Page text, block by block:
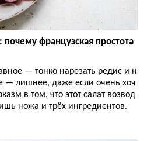
почему французская простота
— тонко нарезать редис и н
— лишнее, даже если очень хоч
в том, что этот салат возвод
ножа и трёх ингредиентов.